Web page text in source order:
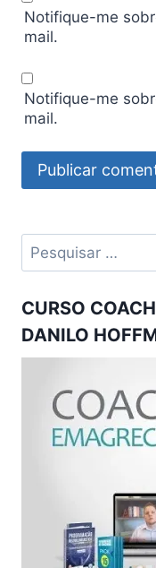
Notifique-me
mail.
Notifique-me
mail.
Pesquisar
por:
CURSO
DANILO